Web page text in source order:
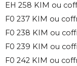
EH 258 KIM ou
F0 237 KIM ou
F0 238 KIM ou
F0 239 KIM ou
F0 242 KIM ou